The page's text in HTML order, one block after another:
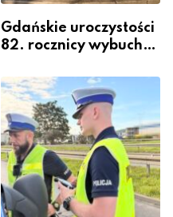
Gdańskie uroczystości
82. rocznicy wybuchu
Warszawskiego